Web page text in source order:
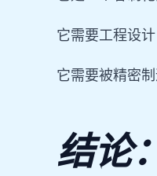
它需要工程设
它需要被精密
结论